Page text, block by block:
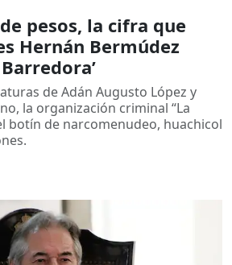
pesos, la cifra que
Hernán Bermúdez
de Adán Augusto López y
la organización criminal “La
botín de narcomenudeo, huachicol